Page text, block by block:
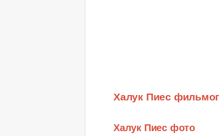
Халук Пиес
Халук Пиес фото